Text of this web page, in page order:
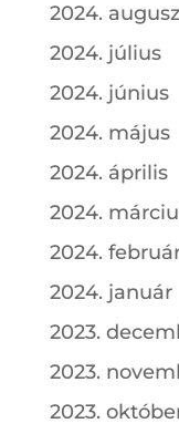
2024.
2024. július
2024. június
2024. május
2024. április
2024.
2024.
2024. január
2023.
2023.
2023.